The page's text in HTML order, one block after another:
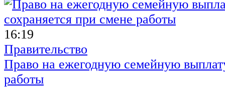
16:19
Правительство
Право на ежегодную семейную
работы